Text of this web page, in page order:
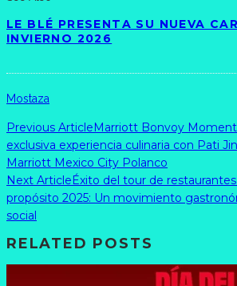
LE BLÉ PRESENTA SU NUEVA
INVIERNO 2026
Mostaza
Previous ArticleMarriott Bonvoy
exclusiva experiencia culinaria con Pati
Marriott Mexico City Polanco
Next ArticleÉxito del tour de
propósito 2025: Un movimiento
social
RELATED POSTS